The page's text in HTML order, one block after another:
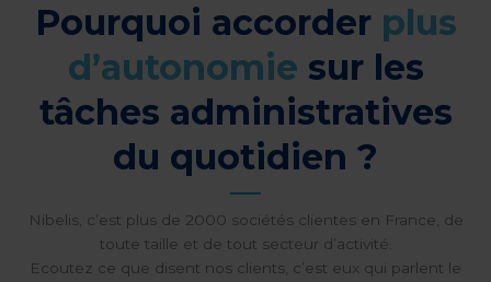
Pourquoi accorder plus
d’autonomie sur les
tâches administratives
du quotidien ?
Nibelis, c’est plus de 2000 sociétés clientes en France, de
toute taille et de tout secteur d’activité.
Ecoutez ce que disent nos clients, c’est eux qui parlent le